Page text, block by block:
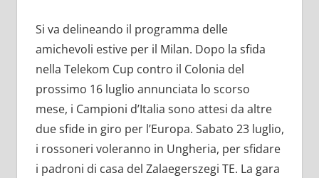
Si va delineando il programma delle
amichevoli estive per il Milan. Dopo la sfida
nella Telekom Cup contro il Colonia del
prossimo 16 luglio annunciata lo scorso
mese, i Campioni d’Italia sono attesi da altre
due sfide in giro per l’Europa. Sabato 23 luglio,
i rossoneri voleranno in Ungheria, per sfidare
i padroni di casa del Zalaegerszegi TE. La gara